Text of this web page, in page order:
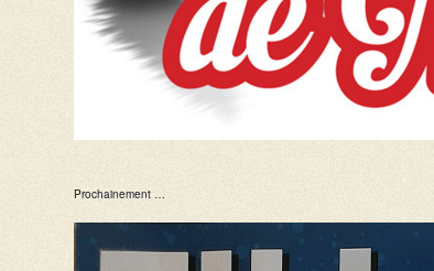
Prochainement …